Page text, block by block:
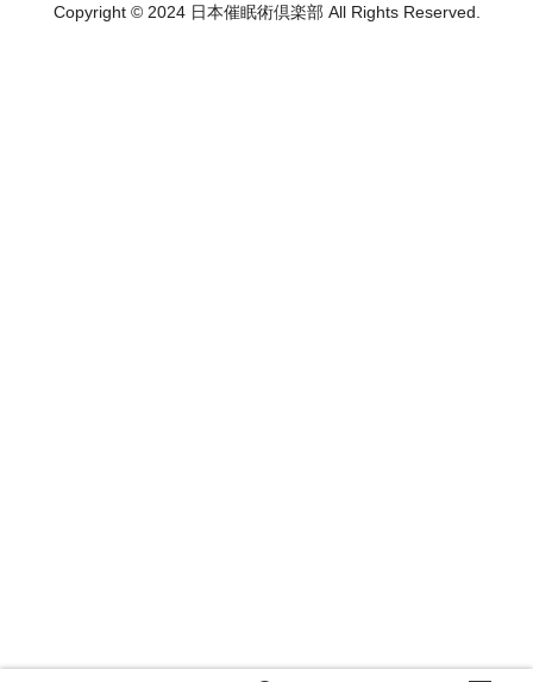
Copyright © 2024 日本催眠術倶楽部 All Rights Reserved.